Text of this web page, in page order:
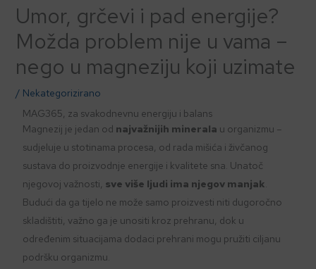
Umor, grčevi i pad energije?
Možda problem nije u vama –
nego u magneziju koji uzimate
/ Nekategorizirano
MAG365, za svakodnevnu energiju i balans
Magnezij je jedan od najvažnijih minerala u organizmu –
sudjeluje u stotinama procesa, od rada mišića i živčanog
sustava do proizvodnje energije i kvalitete sna. Unatoč
njegovoj važnosti, sve više ljudi ima njegov manjak.
Budući da ga tijelo ne može samo proizvesti niti dugoročno
skladištiti, važno ga je unositi kroz prehranu, dok u
određenim situacijama dodaci prehrani mogu pružiti ciljanu
podršku organizmu.